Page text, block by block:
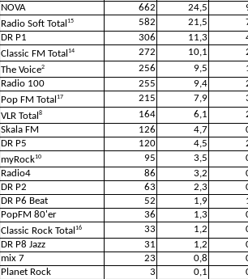
NOVA
662 24,5
Radio Soft Total 15 582 21,5
DR P1
306 11,3
Classic FM Total 14 272 10,1
The Voice2 256 9,5
Radio 100
255 9,4
Pop FM Total 17 215 7,9
VLR Total 8 164 6,1
Skala FM
126 4,7
DR P5
120 4,5
myRock10 95 3,5
Radio4
86 3,2
DR P2
63 2,3
DR P6 Beat
52 1,9
PopFM 80'er
36 1,3
Classic Rock Total 16 33 1,2
DR P8 Jazz
31 1,2
mix 7
23 0,8
Planet Rock
3 0,1